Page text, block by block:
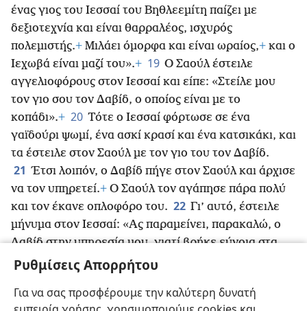
Ρυθμίσεις Απορρήτου
Για να σας προσφέρουμε την καλύτερη δυνατή
ένας γιος του Ιεσσαί του Βηθλεεμίτη παίζει με
δεξιοτεχνία και είναι θαρραλέος, ισχυρός
πολεμιστής.+ Μιλάει όμορφα και είναι ωραίος,+ και ο
Ιεχωβά είναι μαζί του».+ 19 Ο Σαούλ έστειλε
αγγελιοφόρους στον Ιεσσαί και είπε: «Στείλε μου
τον γιο σου τον Δαβίδ, ο οποίος είναι με το
κοπάδι».+ 20 Τότε ο Ιεσσαί φόρτωσε σε ένα
γαϊδούρι ψωμί, ένα ασκί κρασί και ένα κατσικάκι, και
τα έστειλε στον Σαούλ με τον γιο του τον Δαβίδ.
21 Έτσι λοιπόν, ο Δαβίδ πήγε στον Σαούλ και άρχισε
να τον υπηρετεί.+ Ο Σαούλ τον αγάπησε πάρα πολύ
και τον έκανε οπλοφόρο του. 22 Γι’ αυτό, έστειλε
μήνυμα στον Ιεσσαί: «Ας παραμείνει, παρακαλώ, ο
Δαβίδ στην υπηρεσία μου, γιατί βρήκε εύνοια στα
μάτια μου». 23 Όποτε ερχόταν πάνω στον Σαούλ
και έπαιζε. Τότε ο Σαούλ ηρεμούσε και ένιωθε